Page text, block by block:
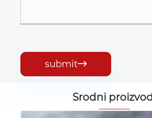
submit
Srodni